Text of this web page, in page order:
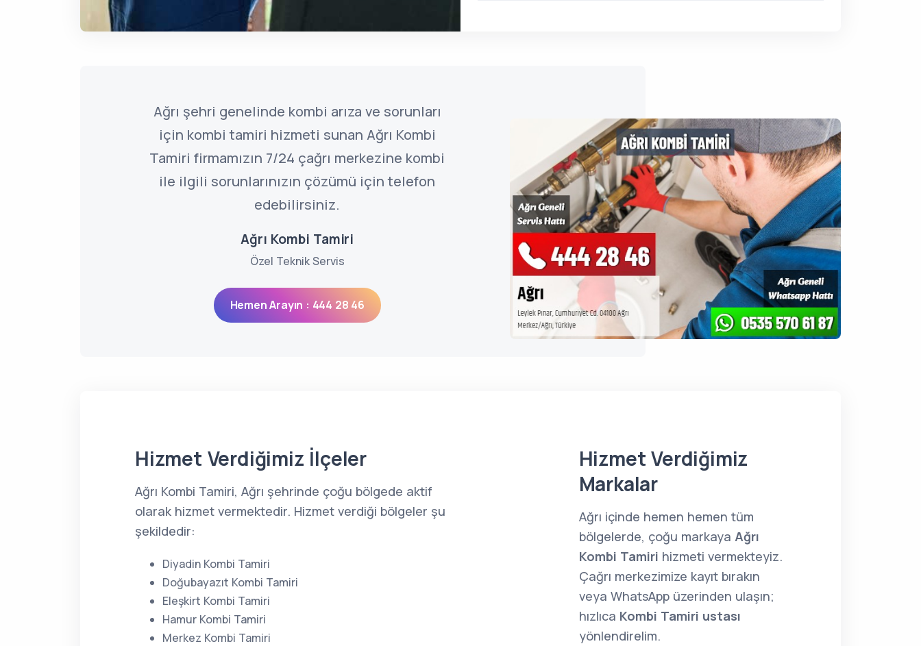
Ağrı şehri genelinde kombi arıza ve sorunları
için kombi tamiri hizmeti sunan Ağrı Kombi
Tamiri firmamızın 7/24 çağrı merkezine kombi
ile ilgili sorunlarınızın çözümü için telefon
edebilirsiniz.
Ağrı Kombi Tamiri
Özel Teknik Servis
Hemen Arayın : 444 28 46
Hizmet Verdiğimiz İlçeler
Ağrı Kombi Tamiri, Ağrı şehrinde çoğu bölgede aktif
olarak hizmet vermektedir. Hizmet verdiği bölgeler şu
şekildedir:
Diyadin Kombi Tamiri
Doğubayazıt Kombi Tamiri
Eleşkirt Kombi Tamiri
Hamur Kombi Tamiri
Merkez Kombi Tamiri
Hizmet Verdiğimiz
Markalar
Ağrı içinde hemen hemen tüm
bölgelerde, çoğu markaya Ağrı
Kombi Tamiri hizmeti vermekteyiz.
Çağrı merkezimize kayıt bırakın
veya WhatsApp üzerinden ulaşın;
hızlıca Kombi Tamiri ustası
yönlendirelim.